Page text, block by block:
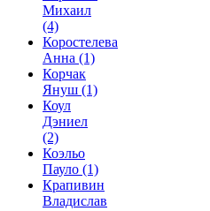
Михаил
(4)
Коростелева
Анна (1)
Корчак
Януш (1)
Коул
Дэниел
(2)
Коэльо
Пауло (1)
Крапивин
Владислав